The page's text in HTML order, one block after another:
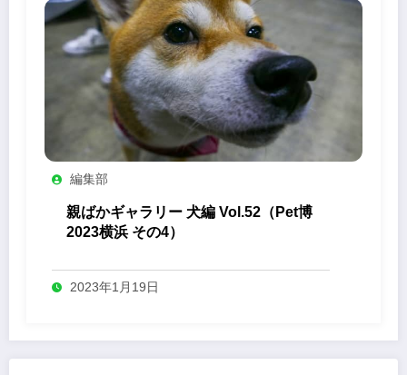
編集部
親ばかギャラリー 犬編 Vol.52（Pet博
2023横浜 その4）
2023年1月19日